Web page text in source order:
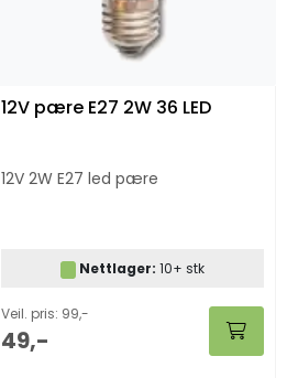
12V pære E27 2W 36 LED
12V 2W E27 led pære
Nettlager: 10+ stk
Veil. pris: 99,-
49,-